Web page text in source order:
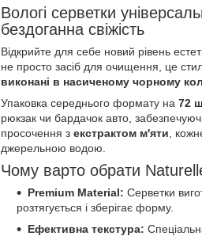
Вологі серветки
бездоганна свіжість
Відкрийте для себе новий рівень
не просто засіб для очищення, це
виконані в насиченому чорному
Упаковка середнього формату на 72
рюкзак чи бардачок авто,
просочення з екстрактом м'яти ,
джерельною водою.
Чому варто обрати
Premium Material: Серветки
розтягується і зберігає форму.
Ефективна текстура: